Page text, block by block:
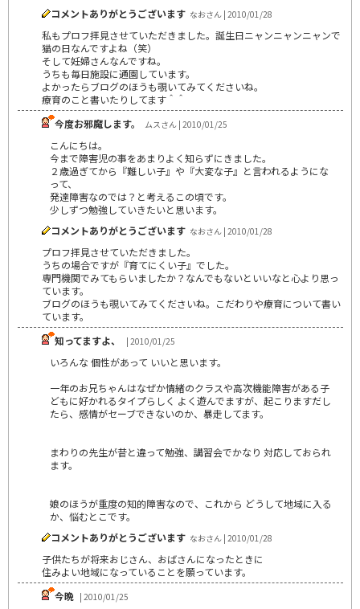
コメントありがとうございます なおさん | 2010/01/28
私もプロフ拝見させていただきました。誕生日ニャンニャンニャンで
猫の日なんですよね（笑）
そして妊婦さんなんですね。
うちも毎日施設に通園しています。
よかったらブログのほうも覗いてみてくださいね。
療育のこと書いたりしてます＾＾
今度お邪魔します。
ムスさん | 2010/01/25
こんにちは。
今まで障害児の事をあまりよく知らずにきました。
２歳過ぎてから『難しい子』や『大変な子』と言われるようにな
って、
発達障害なのでは？と考えるこの頃です。
少しずつ勉強していきたいと思います。
コメントありがとうございます なおさん | 2010/01/28
プロフ拝見させていただきました。
うちの場合ですが『育てにくい子』でした。
専門機関でみてもらいましたか？なんでもないといいなと心より思っ
ています。
ブログのほうも覗いてみてくださいね。こだわりや療育について書い
ています。
知ってますよ、
| 2010/01/25
いろんな 個性があって いいと思います。
一年のお兄ちゃんはなぜか情緒のクラスや高次機能障害がある子
どもに好かれるタイプらしく よく遊んでますが、起こりますだし
たら、感情がセーブできないのか、暴走してます。
まわりの先生が昔と違って勉強、講習会でかなり 対応しておられ
ます。
娘のほうが重度の知的障害なので、これから どうして地域に入る
か、悩むとこです。
コメントありがとうございます なおさん | 2010/01/28
子供たちが将来おじさん、おばさんになったときに
住みよい地域になっていることを願っています。
今晩 | 2010/01/25